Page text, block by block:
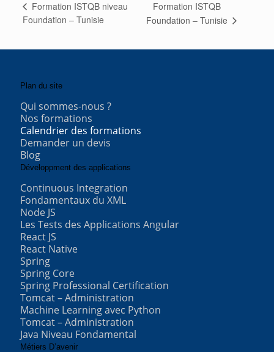
Formation ISTQB niveau
Foundation – Tunisie
Formation ISTQB
Foundation – Tunisie
Plan du site
Qui sommes-nous ?
Nos formations
Calendrier des formations
Demander un devis
Blog
Développment des applications
Continuous Integration
Fondamentaux du XML
Node JS
Les Tests des Applications Angular
React JS
React Native
Spring
Spring Core
Spring Professional Certification
Tomcat – Administration
Machine Learning avec Python
Tomcat – Administration
Java Niveau Fondamental
Métiers D’avenir